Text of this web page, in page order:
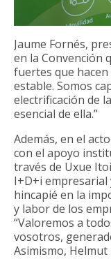
Jaume Fornés,
en la Convención
fuertes que
estable. Somos
electrificación de
esencial de ella.”
Además, en el
con el apoyo
través de Uxue
I+D+i
hincapié en la
y labor de los
“Valoremos a
vosotros,
Asimismo,